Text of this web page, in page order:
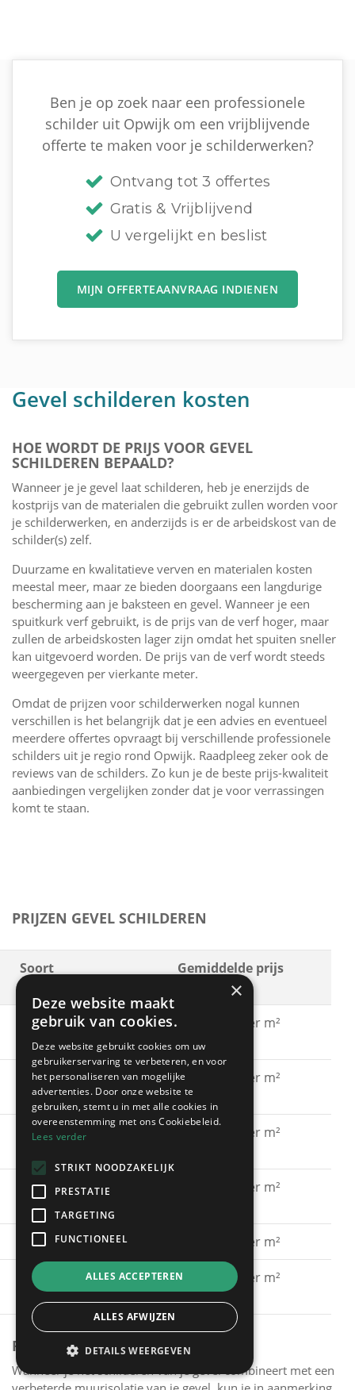
Ben je op zoek naar een professionele
schilder uit Opwijk om een vrijblijvende
offerte te maken voor je schilderwerken?
Ontvang tot 3 offertes
Gratis & Vrijblijvend
U vergelijkt en beslist
MIJN OFFERTEAANVRAAG INDIENEN
Gevel schilderen kosten
HOE WORDT DE PRIJS VOOR GEVEL
SCHILDEREN BEPAALD?
Wanneer je je gevel laat schilderen, heb je enerzijds de
kostprijs van de materialen die gebruikt zullen worden voor
je schilderwerken, en anderzijds is er de arbeidskost van de
schilder(s) zelf.
Duurzame en kwalitatieve verven en materialen kosten
meestal meer, maar ze bieden doorgaans een langdurige
bescherming aan je baksteen en gevel. Wanneer je een
spuitkurk verf gebruikt, is de prijs van de verf hoger, maar
zullen de arbeidskosten lager zijn omdat het spuiten sneller
kan uitgevoerd worden. De prijs van de verf wordt steeds
weergegeven per vierkante meter.
Omdat de prijzen voor schilderwerken nogal kunnen
verschillen is het belangrijk dat je een advies en eventueel
meerdere offertes opvraagt bij verschillende professionele
schilders uit je regio rond Opwijk. Raadpleeg zeker ook de
reviews van de schilders. Zo kun je de beste prijs-kwaliteit
aanbiedingen vergelijken zonder dat je voor verrassingen
komt te staan.
PRIJZEN GEVEL SCHILDEREN
Soort
Gemiddelde prijs
Gevel schilderen met
acrylaatverf
€ 15 - € 30 per m²
Gevel schilderen met
silicaatverf
€ 15 - € 30 per m²
Gevel schilderen met
€ 20 - € 40 per m²
Gevel schilderen met
spuitkurk
€ 40 - € 60 per m²
Gevel kaleien € 25 - € 40 per m²
Gevel verven met een
primer
€ 15 - € 30 per m²
PREMIES
Wanneer je het schilderen van je gevel combineert met een
×
Deze website maakt
gebruik van cookies.
Deze website gebruikt cookies om uw
gebruikerservaring te verbeteren, en voor
het personaliseren van mogelijke
advertenties. Door onze website te
gebruiken, stemt u in met alle cookies in
overeenstemming met ons Cookiebeleid.
Lees verder
STRIKT NOODZAKELIJK
PRESTATIE
TARGETING
FUNCTIONEEL
ALLES ACCEPTEREN
ALLES AFWIJZEN
DETAILS WEERGEVEN